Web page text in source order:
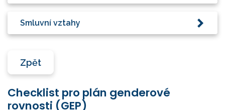
Smluvní vztahy
Zpět
Checklist pro plán genderové
rovnosti (GEP)